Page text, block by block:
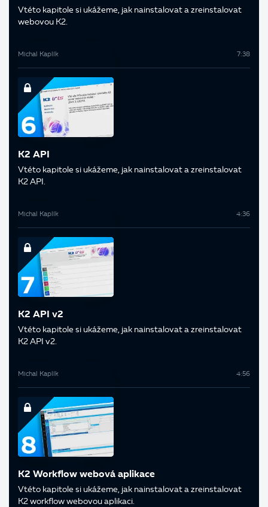
V této kapitole si ukážeme, jak nainstalovat a zreinstalovat
webovou K2.
Michal Kaplík 7:38
K2 API
V této kapitole si ukážeme, jak nainstalovat a zreinstalovat
K2 API.
Michal Kaplík 4:36
K2 API v2
V této kapitole si ukážeme, jak nainstalovat a zreinstalovat
K2 API v2.
Michal Kaplík 4:56
K2 Workflow webová aplikace
V této kapitole si ukážeme, jak nainstalovat a zreinstalovat
K2 workflow webovou aplikaci.